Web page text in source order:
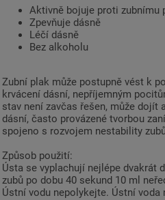
Aktivně bojuje proti zubnímu
Zpevňuje dásně
Léčí dásně
Bez alkoholu
Zubní plak může postupně vést k
krvácení dásní, nepříjemným
stav není zavčas řešen, může dojít
dásní, často provázené tvorbou
spojeno s rozvojem nestability
Způsob použití:
Ústa se vyplachují nejlépe dvakrát
zubů po dobu 40 sekund 10 ml
Ústní vodu nepolykejte. Ústní voda